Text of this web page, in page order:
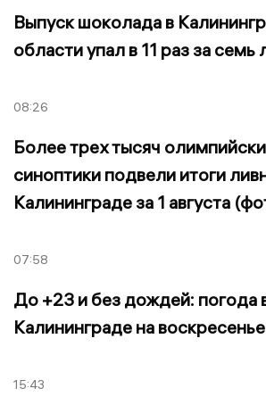
Выпуск шоколада в
области упал в 11 раз за семь
08:26
Более трех тысяч
синоптики подвели итоги
Калининграде за 1 августа
07:58
До +23 и без дождей: погода
Калининграде на воскресенье
15:43